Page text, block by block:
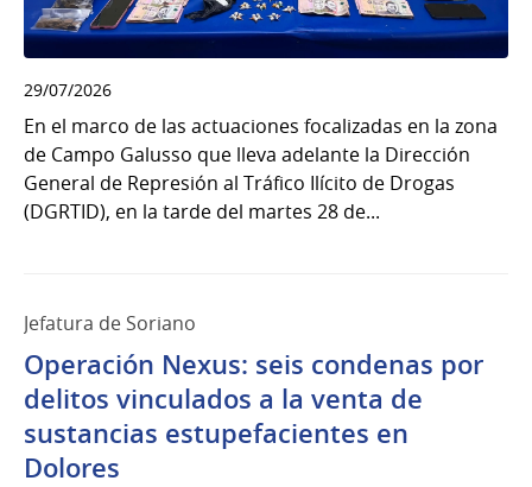
29/07/2026
En el marco de las actuaciones focalizadas en la zona
de Campo Galusso que lleva adelante la Dirección
General de Represión al Tráfico Ilícito de Drogas
(DGRTID), en la tarde del martes 28 de...
Jefatura de Soriano
Operación Nexus: seis condenas por
delitos vinculados a la venta de
sustancias estupefacientes en
Dolores